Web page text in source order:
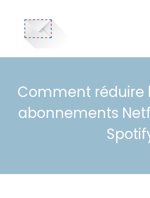
Comment réduire
abonnements